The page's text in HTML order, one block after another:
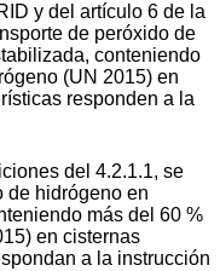
y del artículo 6 de la
de peróxido de
conteniendo
(UN 2015) en
responden a la
del 4.2.1.1, se
de hidrógeno en
más del 60 %
en cisternas
a la instrucción